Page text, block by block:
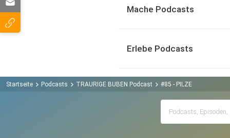
Mache Podcasts
Erlebe Podcasts
Startseite Podcasts TRAURIGE BUBEN Podcast #85 - PILZE